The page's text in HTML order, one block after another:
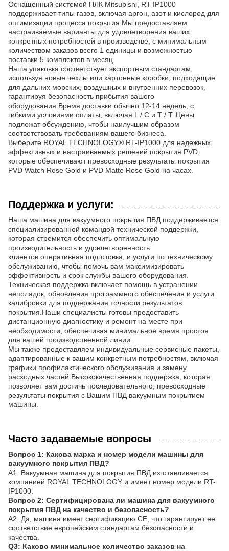
Оснащенный системой ПЛК Mitsubishi, RT-IP1000
поддерживает типы газов, включая аргон, азот и кислород для
оптимизации процесса покрытия.Мы предоставляем
настраиваемые варианты для удовлетворения ваших
конкретных потребностей в производстве, с минимальным
количеством заказов всего 1 единицы и возможностью
поставки 5 комплектов в месяц.
Наша упаковка соответствует экспортным стандартам,
используя новые чехлы или картонные коробки, подходящие
для дальних морских, воздушных и внутренних перевозок,
гарантируя безопасность прибытия вашего
оборудования.Время доставки обычно 12-14 недель, с
гибкими условиями оплаты, включая L / C и T / T. Цены
подлежат обсуждению, чтобы наилучшим образом
соответствовать требованиям вашего бизнеса.
Выберите ROYAL TECHNOLOGY® RT-IP1000 для надежных,
эффективных и настраиваемых решений покрытия PVD,
которые обеспечивают превосходные результаты покрытия
PVD Watch Rose Gold и PVD Matte Rose Gold на часах.
Поддержка и услуги:
Наша машина для вакуумного покрытия ПВД поддерживается
специализированной командой технической поддержки,
которая стремится обеспечить оптимальную
производительность и удовлетворенность
клиентов.оперативная подготовка, и услуги по техническому
обслуживанию, чтобы помочь вам максимизировать
эффективность и срок службы вашего оборудования.
Техническая поддержка включает помощь в устранении
неполадок, обновления программного обеспечения и услуги
калибровки для поддержания точности результатов
покрытия.Наши специалисты готовы предоставить
дистанционную диагностику и ремонт на месте при
необходимости, обеспечивая минимальное время простоя
для вашей производственной линии.
Мы также предоставляем индивидуальные сервисные пакеты,
адаптированные к вашим конкретным потребностям, включая
графики профилактического обслуживания и замену
расходных частей.Высококачественная поддержка, которая
позволяет вам достичь последовательного, превосходные
результаты покрытия с Вашим ПВД вакуумным покрытием
машины.
Часто задаваемые вопросы
Вопрос 1: Какова марка и номер модели машины для
вакуумного покрытия ПВД?
A1: Вакуумная машина для покрытия ПВД изготавливается
компанией ROYAL TECHNOLOGY и имеет номер модели RT-
IP1000.
Вопрос 2: Сертифицирована ли машина для вакуумного
покрытия ПВД на качество и безопасность?
A2: Да, машина имеет сертификацию CE, что гарантирует ее
соответствие европейским стандартам безопасности и
качества.
Q3: Каково минимальное количество заказов на